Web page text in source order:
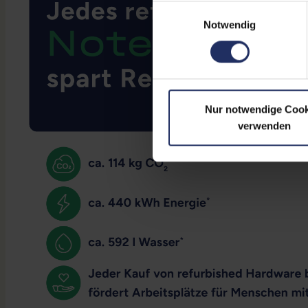
Einwilligungsauswahl
Notwendig
Nur notwendige
verwenden